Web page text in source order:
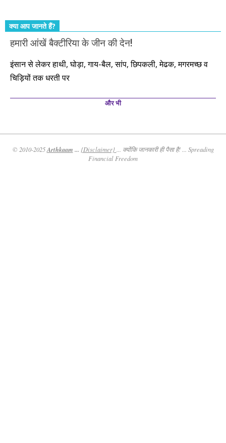
क्या आप जानते हैं?
हमारी आंखें बैक्टीरिया के जीन की देन!
इंसान से लेकर हाथी, घोड़ा, गाय-बैल, सांप, छिपकली, मेढक, मगरमच्छ व
चिड़ियों तक धरती पर
और भी
© 2010-2025Arthkaam ... {Disclaimer}
... क्योंकि जानकारी ही पैसा है! ... Spreading
Financial Freedom